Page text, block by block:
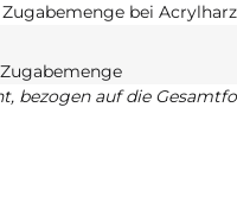
bei
bezogen auf die